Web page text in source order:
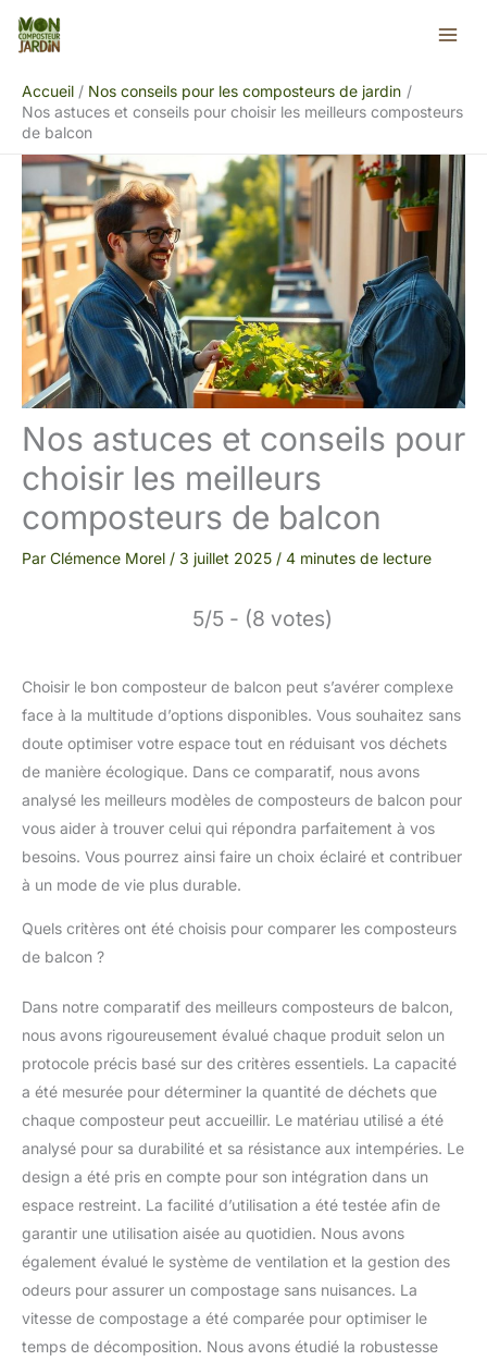
Aller
Accueil
Nos conseils pour les composteurs de jardin
Nos astuces et conseils pour choisir les meilleurs composteurs
de balcon
Nos astuces et conseils pour
choisir les meilleurs
composteurs de balcon
Par Clémence Morel / 3 juillet 2025 / 4 minutes de lecture
5/5 - (8 votes)
Choisir le bon composteur de balcon peut s’avérer complexe
face à la multitude d’options disponibles. Vous souhaitez sans
doute optimiser votre espace tout en réduisant vos déchets
de manière écologique. Dans ce comparatif, nous avons
analysé les meilleurs modèles de composteurs de balcon pour
vous aider à trouver celui qui répondra parfaitement à vos
besoins. Vous pourrez ainsi faire un choix éclairé et contribuer
à un mode de vie plus durable.
Quels critères ont été choisis pour comparer les composteurs
de balcon ?
Dans notre comparatif des meilleurs composteurs de balcon,
nous avons rigoureusement évalué chaque produit selon un
protocole précis basé sur des critères essentiels. La capacité
a été mesurée pour déterminer la quantité de déchets que
chaque composteur peut accueillir. Le matériau utilisé a été
analysé pour sa durabilité et sa résistance aux intempéries. Le
design a été pris en compte pour son intégration dans un
espace restreint. La facilité d’utilisation a été testée afin de
garantir une utilisation aisée au quotidien. Nous avons
également évalué le système de ventilation et la gestion des
odeurs pour assurer un compostage sans nuisances. La
vitesse de compostage a été comparée pour optimiser le
temps de décomposition. Nous avons étudié la robustesse
Rechercher